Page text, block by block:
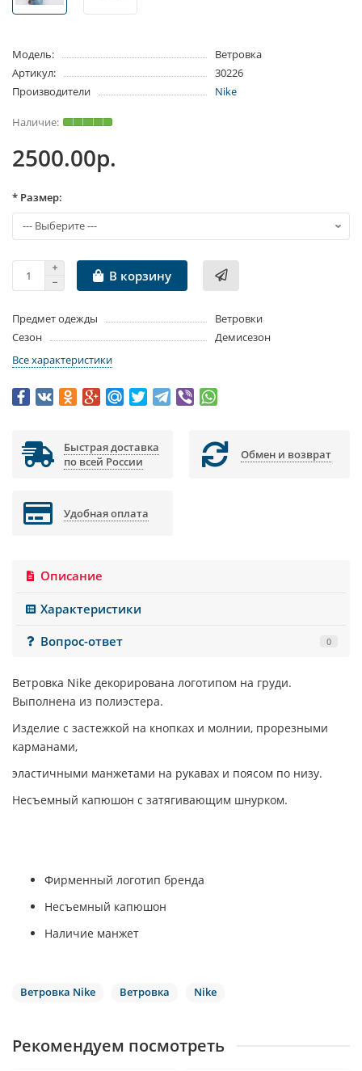
Модель:
Ветровка
Артикул:
30226
Производители
Nike
2500.00р.
* Размер:
В корзину
Предмет одежды
Ветровки
Сезон
Демисезон
Все характеристики
Быстрая доставка
по всей России
Обмен и возврат
Удобная оплата
Описание
Характеристики
Вопрос-ответ
0
Ветровка Nike декорирована логотипом на груди.
Выполнена из полиэстера.
Изделие с застежкой на кнопках и молнии, прорезными
карманами,
эластичными манжетами на рукавах и поясом по низу.
Несъемный капюшон с затягивающим шнурком.
Фирменный логотип бренда
Несъемный капюшон
Наличие манжет
Ветровка Nike Ветровка Nike
Рекомендуем посмотреть